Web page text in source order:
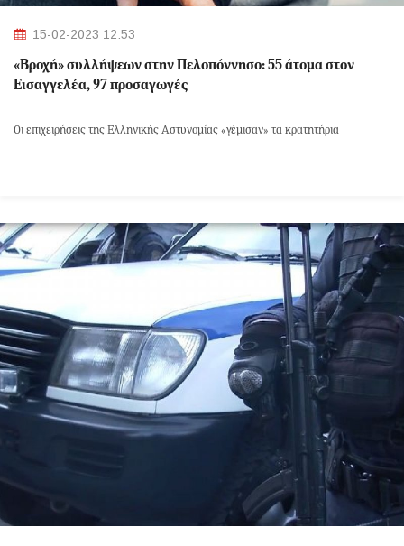
15-02-2023 12:53
«Βροχή» συλλήψεων στην Πελοπόννησο: 55 άτομα στον
Εισαγγελέα, 97 προσαγωγές
Οι επιχειρήσεις της Ελληνικής Αστυνομίας «γέμισαν» τα κρατητήρια